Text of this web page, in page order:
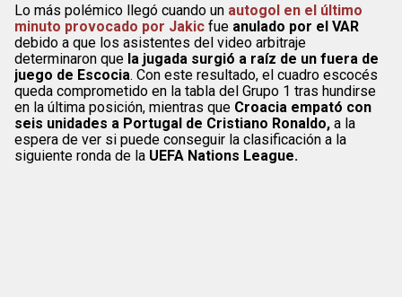
Lo más polémico llegó cuando un autogol en el último
minuto provocado por Jakic fue anulado por el VAR
debido a que los asistentes del video arbitraje
determinaron que la jugada surgió a raíz de un fuera de
juego de Escocia. Con este resultado, el cuadro escocés
queda comprometido en la tabla del Grupo 1 tras hundirse
en la última posición, mientras que Croacia empató con
seis unidades a Portugal de Cristiano Ronaldo, a la
espera de ver si puede conseguir la clasificación a la
siguiente ronda de la UEFA Nations League.